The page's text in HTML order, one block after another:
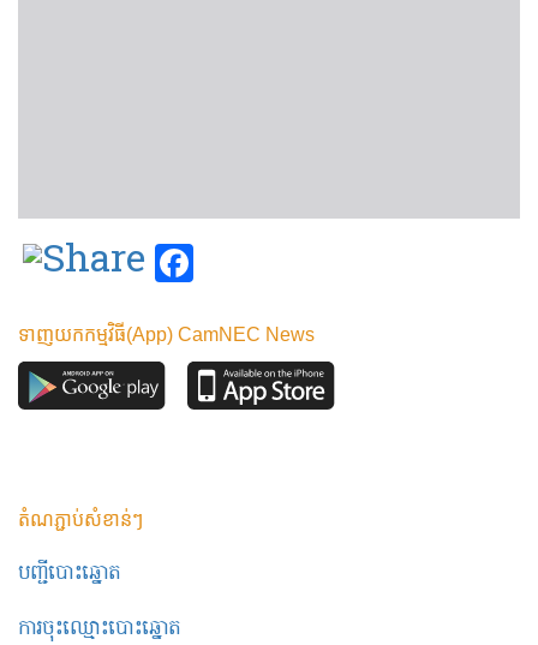
ទាញយកកម្មវិធី(App) CamNEC News
តំណភ្ជាប់សំខាន់ៗ
បញ្ជីបោះឆ្នោត
ការចុះឈ្មោះបោះឆ្នោត